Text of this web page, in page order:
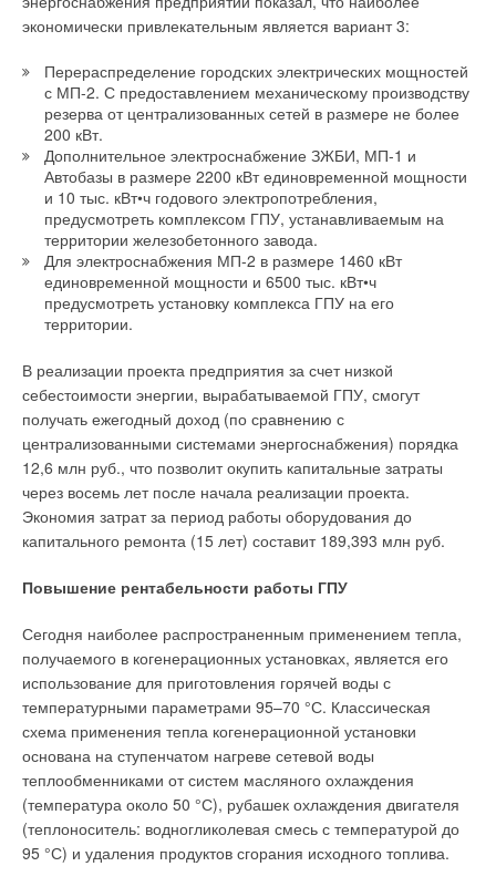
экономически привлекательным является вариант 3:
Перераспределение городских электрических мощностей
с МП-2. С предоставлением механическому производству
резерва от централизованных сетей в размере не более
200 кВт.
Дополнительное электроснабжение ЗЖБИ, МП-1 и
Автобазы в размере 2200 кВт единовременной мощности
и 10 тыс. кВт•ч годового электропотребления,
предусмотреть комплексом ГПУ, устанавливаемым на
территории железобетонного завода.
Для электроснабжения МП-2 в размере 1460 кВт
единовременной мощности и 6500 тыс. кВт•ч
предусмотреть установку комплекса ГПУ на его
территории.
В реализации проекта предприятия за счет низкой
себестоимости энергии, вырабатываемой ГПУ, смогут
получать ежегодный доход (по сравнению с
централизованными системами энергоснабжения) порядка
12,6 млн руб., что позволит окупить капитальные затраты
через восемь лет после начала реализации проекта.
Экономия затрат за период работы оборудования до
капитального ремонта (15 лет) составит 189,393 млн руб.
Повышение рентабельности работы ГПУ
Сегодня наиболее распространенным применением тепла,
получаемого в когенерационных установках, является его
использование для приготовления горячей воды с
температурными параметрами 95–70 °С. Классическая
схема применения тепла когенерационной установки
основана на ступенчатом нагреве сетевой воды
теплообменниками от систем масляного охлаждения
(температура около 50 °С), рубашек охлаждения двигателя
(теплоноситель: водногликолевая смесь с температурой до
95 °С) и удаления продуктов сгорания исходного топлива.
отдельное помещение — котельную, чаще этот прибор
близости от потребителя. Конечно, можно выбрать более
тихую модель с открытой камерой сгорания, в конструкции
которой нет вентилятора. Но котлы такого типа нуждаются в
притоке воздуха из помещения, что далеко не всегда
приемлемо, да их мощность несколько ниже вентиляторных
аналогов.
Так что приходится выбирать наименее шумные среди
агрегатов с закрытой камерой сгорания. Разработчики
добиваются снижения уровня шумов с помощью
оптимизации конструкции горелок, а также использования
частотно-регулируемых электродвигателей в вентиляторах и
циркуляционных насосах. Электроника котла отслеживает
потребность дома в тепле и регулирует работу прибора, при
оттепелях понижая тепловыделение и, соответственно,
обороты вентилятора и насоса.
То есть на полную мощность котел работает (и,
соответственно, шумит) не больше 10 % отопительного
сезона — в самые сильные морозы. Для потребителя это
означает не только экономию топлива, но и звуковой
комфорт. Так, двухконтурные настенные котлы серийClas
или Genus (мощность до 35 кВт) производства
уровень шума всего около 40 дБ, то есть они работают даже
тише закипающего электрочайника.
В недалеком прошлом при увеличении мощности
отопительного оборудования неизбежно рос и уровень
шума. Но современные технологии фактически отменяют эту
зависимость. Например, для настенных конденсационных
котлов Rendamax серии R30 мощностью до 120 кВт, которые
способны обогреть даже очень большой коттедж вместе с
зимним садом и бассейном в придачу, уровень шума
составляет всего 48 дБ.